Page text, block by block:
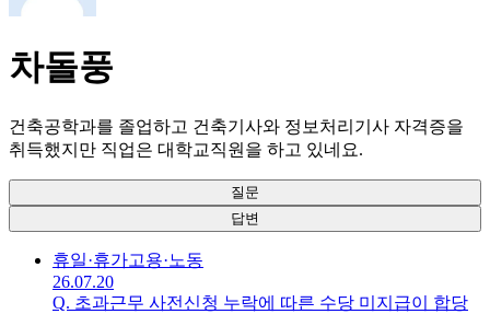
차돌풍
건축공학과를 졸업하고 건축기사와 정보처리기사 자격증을
취득했지만 직업은 대학교직원을 하고 있네요.
질문
답변
휴일·휴가고용·노동
26.07.20
Q. 초과근무 사전신청 누락에 따른 수당 미지급이 합당